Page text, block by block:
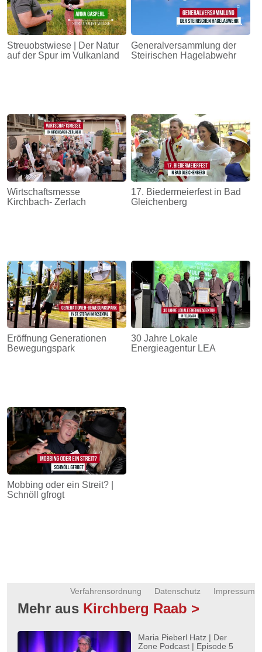
Streuobstwiese | Der Natur
auf der Spur im Vulkanland
Generalversammlung der
Steirischen Hagelabwehr
Wirtschaftsmesse
Kirchbach- Zerlach
17. Biedermeierfest in Bad
Gleichenberg
Eröffnung Generationen
Bewegungspark
30 Jahre Lokale
Energieagentur LEA
Mobbing oder ein Streit? |
Schnöll gfrogt
Impressum
Datenschutz
Verfahrensordnung
Mehr aus Kirchberg Raab >
Maria Pieberl Hatz | Der
Zone Podcast | Episode 5